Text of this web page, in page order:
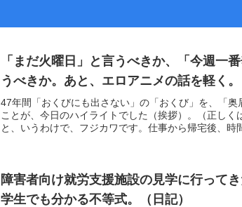
「まだ火曜日」と言うべきか、「今週一
うべきか。あと、エロアニメの話を軽く
47年間「おくびにも出さない」の「おくび」を、「
ことが、今日のハイライトでした（挨拶）。（正しく
と、いうわけで、フジカワです。仕事から帰宅後、時
障害者向け就労支援施設の見学に行って
学生でも分かる不等式。（日記）